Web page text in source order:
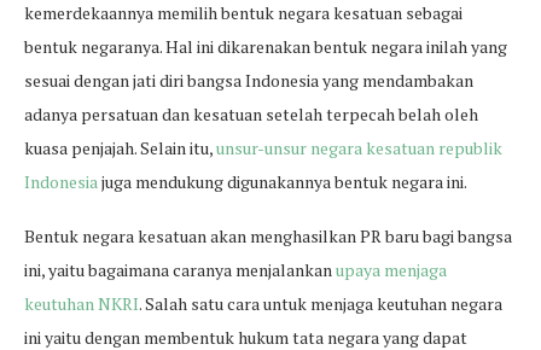
kemerdekaannya memilih bentuk negara kesatuan sebagai
bentuk negaranya. Hal ini dikarenakan bentuk negara inilah yang
sesuai dengan jati diri bangsa Indonesia yang mendambakan
adanya persatuan dan kesatuan setelah terpecah belah oleh
kuasa penjajah. Selain itu,unsur-unsur negara kesatuan republik
Indonesiajuga mendukung digunakannya bentuk negara ini.
Bentuk negara kesatuan akan menghasilkan PR baru bagi bangsa
ini, yaitu bagaimana caranya menjalankanupaya menjaga
keutuhan NKRI. Salah satu cara untuk menjaga keutuhan negara
ini yaitu dengan membentuk hukum tata negara yang dapat